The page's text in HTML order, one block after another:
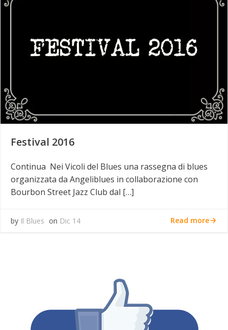
Festival 2016
Continua Nei Vicoli del Blues una rassegna di blues
organizzata da Angeliblues in collaborazione con
Bourbon Street Jazz Club dal […]
by Il Blues on Dic 14 Read more